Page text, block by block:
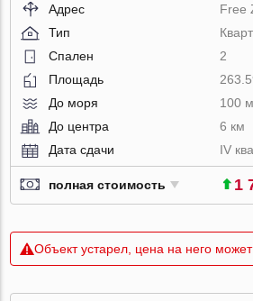
Адрес
Free
Тип
Спален
2
Площадь
До моря
100 м
До центра
6 км
Дата сдачи
IV
полная стоимость 1
Объект устарел, цена на него